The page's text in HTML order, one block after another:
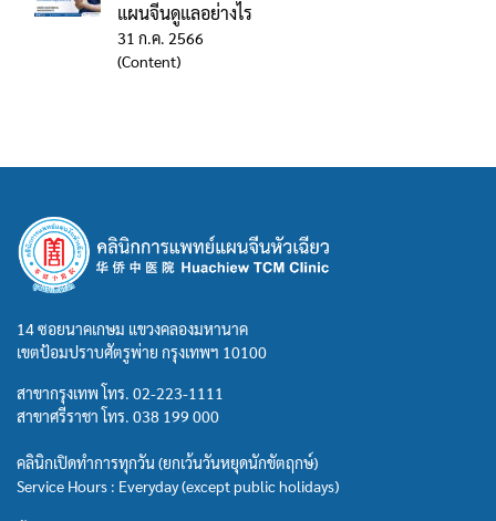
แผนจีนดูแลอย่างไร
31 ก.ค. 2566
(Content)
14 ซอยนาคเกษม แขวงคลองมหานาค
เขตป้อมปราบศัตรูพ่าย กรุงเทพฯ 10100
สาขากรุงเทพ โทร. 02-223-1111
สาขาศรีราชา โทร. 038 199 000
คลินิกเปิดทำการทุกวัน (ยกเว้นวันหยุดนักขัตฤกษ์)
Service Hours : Everyday (except public holidays)